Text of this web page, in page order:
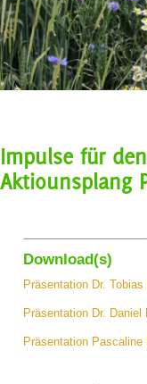
Impulse für
Aktiounsplang
Download(s)
Präsentation Dr.
Präsentation Dr. Daniel
Präsentation Pascaline